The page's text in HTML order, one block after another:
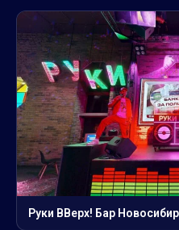
Руки ВВерх! Бар